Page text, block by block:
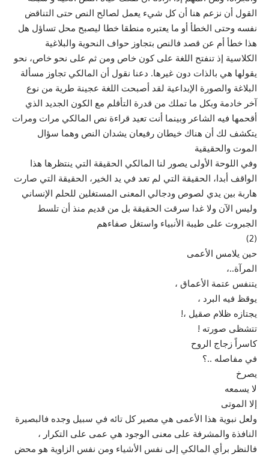
القول أن نزعم هنا أن كل شيء يعمل لصالح النص حتى التناقض
نفسه وحتى الخطأ أو ما يعتبره منطقا خطا ليصبح محل تساؤل هل
هذا خطأ أم عن قصد فالنص بتجاوز حواف النحوية والبلاغية
الكلاسية إذ تنفتح اللغة على كون خاص ومن ثم على نحو خاص، نحو
يقولها هي بالذات دون غيرها. دعنا نقول أن المالكي تجاوز مسألة
البلاغة والصورة الإبداعية لقد أصبحت اللغة عجينة طرية من نوع
آخر خادمة وبكل ما تملك من قدرة التأقلم مع الكون الجديد الذي
أقحمها فيه الشاعر وبينما أنت تعيد قراءة نص المالكي مرات ومرات
يتكشف لك أن هناك خيطان رفيعان يشدان النص وهما سؤال
الموت والحقيقية
وفي اللوحة الأولى يصور لنا المالكي الحقيقة التي ينتظرها هذا
الواقف أبدا، الحقيقة التي لم تعد في يد الخير، الحقيقة التي صارت
هاربة بين يدي لصوص ودجالي المعنى المستغلين للحلم الإنساني
وليس الآن ولا غدا سرقت الحقيقة بل من قديم منذ أن تلسط
الجبروت على طيبة الأنبياء واستغل صفاءهم
(2)
حين يلامس الأعمى
المرآة..،
يتنفس عتمة الأعماق ،
يوقظ فيه البرد ،
يجتازه ظلام صقيل ،!
تتشظى صورته !
كاسراً زجاج الروح
في مفاصله ..؟
يصرخ
لا يسمعه
إلا الموتى
ولعل نبوية هذا الأعمى هي مصير كل تائه في سبيل وجده فالبصيرة
النافذة والمشرفة على معنى الوجود هي عمى على التكرار ،
فالنظر برأي المالكي إلى نفس الأشياء ومن نفس الزاوية هو محض